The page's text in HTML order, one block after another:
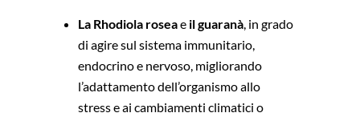
La Rhodiola roseae il guaranà, in grado
di agire sul sistema immunitario,
endocrino e nervoso, migliorando
l’adattamento dell’organismo allo
stress e ai cambiamenti climatici o